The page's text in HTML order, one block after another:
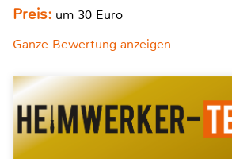
Preis: um 30 Euro
Ganze Bewertung anzeigen